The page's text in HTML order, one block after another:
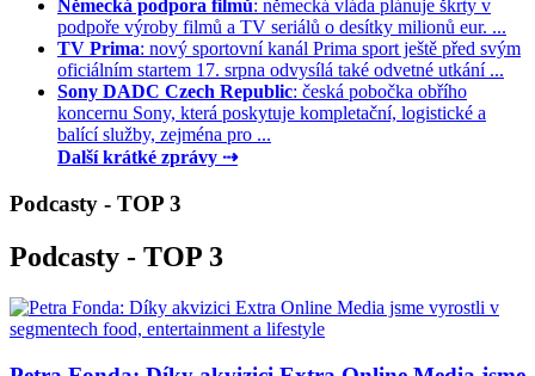
Německá podpora filmů: německá vláda plánuje škrty v
podpoře výroby filmů a TV seriálů o desítky milionů eur. ...
TV Prima: nový sportovní kanál Prima sport ještě před svým
oficiálním startem 17. srpna odvysílá také odvetné utkání ...
Sony DADC Czech Republic: česká pobočka obřího
koncernu Sony, která poskytuje kompletační, logistické a
balící služby, zejména pro ...
Další krátké zprávy ⇢
Podcasty - TOP 3
Podcasty - TOP 3